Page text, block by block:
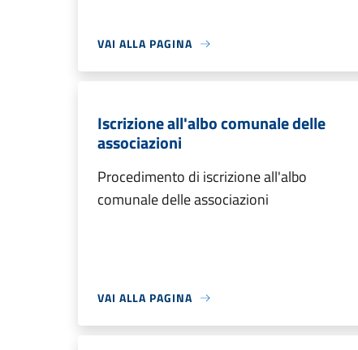
VAI ALLA PAGINA
Iscrizione all'albo comunale delle
associazioni
Procedimento di iscrizione all'albo
comunale delle associazioni
VAI ALLA PAGINA